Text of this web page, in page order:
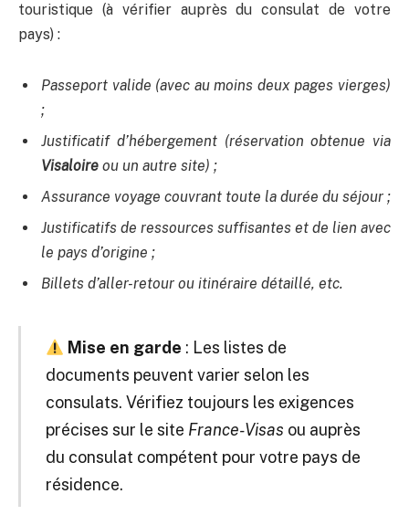
touristique (à vérifier auprès du consulat de votre
pays) :
Passeport valide (avec au moins deux pages vierges)
;
Justificatif d’hébergement (réservation obtenue via
Visaloire ou un autre site) ;
Assurance voyage couvrant toute la durée du séjour ;
Justificatifs de ressources suffisantes et de lien avec
le pays d’origine ;
Billets d’aller-retour ou itinéraire détaillé, etc.
Mise en garde : Les listes de
documents peuvent varier selon les
consulats. Vérifiez toujours les exigences
précises sur le site France-Visas ou auprès
du consulat compétent pour votre pays de
résidence.